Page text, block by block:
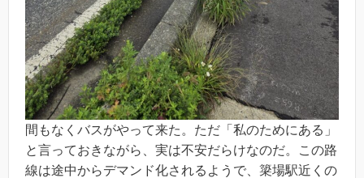
間もなくバスがやって来た。ただ「私のためにある」
と言っておきながら、実は不安だらけなのだ。この路
線は途中からデマンド化されるようで、簗場駅近くの